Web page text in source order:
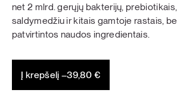
net 2 mlrd. gerųjų bakterijų,
saldymedžiu ir kitais gamtoje rastais,
patvirtintos naudos ingredientais.
Į krepšelį –39,80€